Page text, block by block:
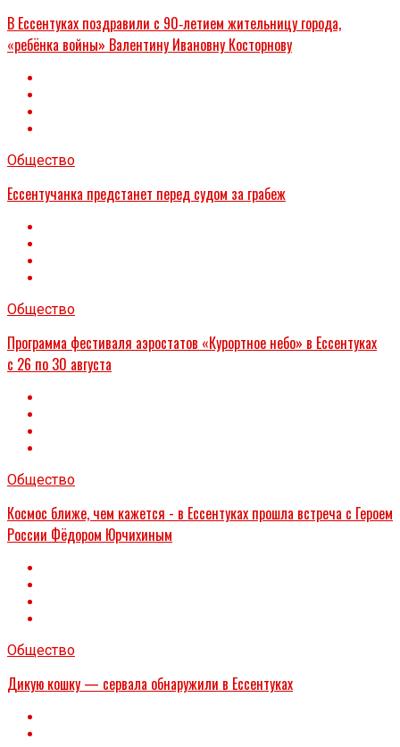
В Ессентуках поздравили с 90‑летием жительницу города,
«ребёнка войны» Валентину Ивановну Косторнову
Общество
Ессентучанка предстанет перед судом за грабеж
Общество
Программа фестиваля аэростатов «Курортное небо» в Ессентуках
с 26 по 30 августа
Общество
Космос ближе, чем кажется - в Ессентуках прошла встреча с Героем
России Фёдором Юрчихиным
Общество
Дикую кошку — сервала обнаружили в Ессентуках